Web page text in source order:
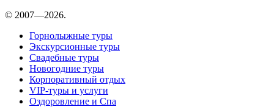
© 2007—2026.
Горнолыжные туры
Экскурсионные туры
Свадебные туры
Новогодние туры
Корпоративный отдых
VIP-туры и услуги
Оздоровление и Спа